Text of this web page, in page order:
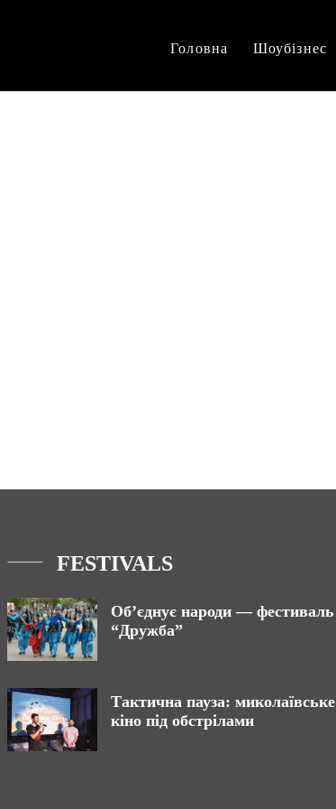
Головна Шоубізнес
FESTIVALS
Об’єднує народи — фестиваль
“Дружба”
Тактична пауза: миколаївське
кіно під обстрілами